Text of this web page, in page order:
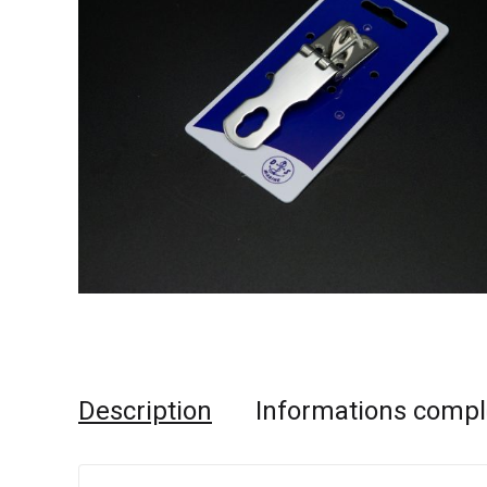
Description Informations